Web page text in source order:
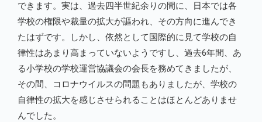
できます。実は、過去四半世紀余りの間に、日本では各
学校の権限や裁量の拡大が謳われ、その方向に進んでき
たはずです。しかし、依然として国際的に見て学校の自
律性はあまり高まっていないようですし、過去6年間、あ
る小学校の学校運営協議会の会長を務めてきましたが、
その間、コロナウイルスの問題もありましたが、学校の
自律性の拡大を感じさせられることはほとんどありませ
んでした。